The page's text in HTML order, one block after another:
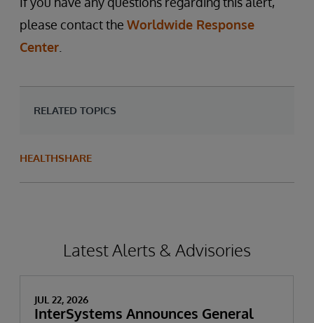
please contact the Worldwide Response
Center
RELATED TOPICS
HEALTHSHARE
Latest Alerts & Advisories
JUL 22, 2026
InterSystems Announces General